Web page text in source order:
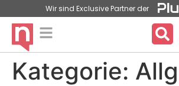
Wir sind Exclusive Partner der
Kategorie: